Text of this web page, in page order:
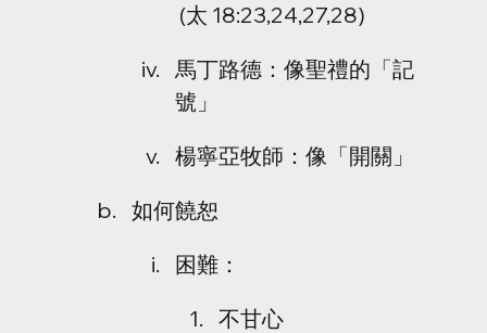
(太 18:23,24,27,28)
馬丁路德：像聖禮的「記
號」
楊寧亞牧師：像「開關」
如何饒恕
困難：
不甘心